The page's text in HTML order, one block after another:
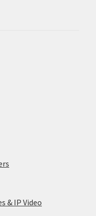
& IP Video